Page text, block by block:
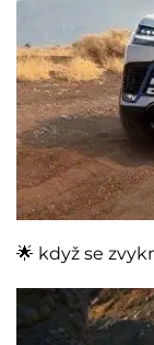
🌟 když se